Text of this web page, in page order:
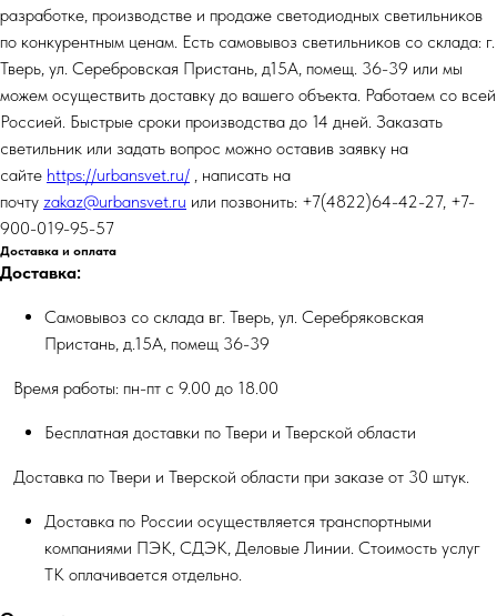
разработке, производстве и продаже светодиодных светильников
по конкурентным ценам. Есть самовывоз светильников со склада: г.
Тверь, ул. Серебровская Пристань, д15А, помещ. 36-39 или мы
можем осуществить доставку до вашего объекта. Работаем со всей
Россией. Быстрые сроки производства до 14 дней. Заказать
светильник или задать вопрос можно оставив заявку на
сайте https://urbansvet.ru/ , написать на
почту zakaz@urbansvet.ru или позвонить: +7(4822)64-42-27, +7-
900-019-95-57
Доставка и оплата
Доставка:
Самовывоз со склада вг. Тверь, ул. Серебряковская
Пристань, д.15А, помещ 36-39
Время работы: пн-пт с 9.00 до 18.00
Бесплатная доставки по Твери и Тверской области
Доставка по Твери и Тверской области при заказе от 30 штук.
Доставка по России осуществляется транспортными
компаниями ПЭК, СДЭК, Деловые Линии. Стоимость услуг
ТК оплачивается отдельно.